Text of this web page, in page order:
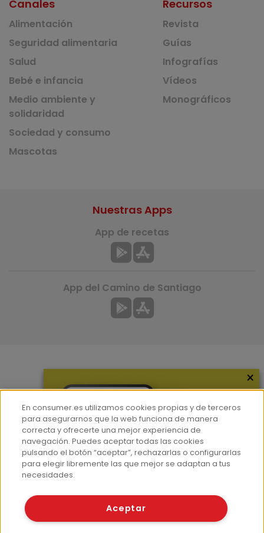
Canales
Alimentación
Seguridad alimentaria
Salud
Bebé e infancia
Medio ambiente y
solidaridad
Sociedad y consumo
Mascotas
Recursos
Revista
Guías
Infografías
Vídeos
Monográficos
Hemeroteca
Contacto
Prensa
Corpus Lingüístico Consumer
Nuestras Apps
App de recetas
App del Camino de Santiago
© Fundación EROSKI
×
En consumer.es utilizamos cookies propias y de terceros
para asegurarnos que la web funciona de manera
correcta y ofrecerte una mejor experiencia de
navegación. Puedes aceptar todas las cookies
pulsando el botón “aceptar”, rechazarlas o configurarlas
para elegir libremente las que mejor se adaptan a tus
necesidades.
Aceptar